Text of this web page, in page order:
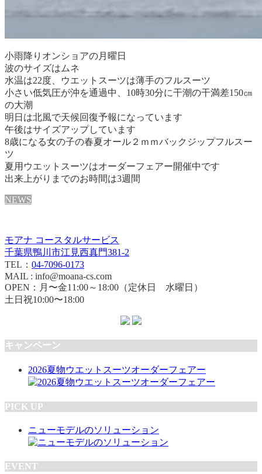
小雨降りオンショアの月曜日
波のサイズはムネ
水温は22度、ウエットスーツは薄手のフルスーツ
小さい低気圧が沖を通過中、10時30分に干潮の干満差150㎝
の大潮
明日は北風で天候回復予報になっています
午後はサイズアップしています
8歳になる女の子の春夏オール２ｍｍバックジップフルスー
ツ
夏用ウエットスーツはオーダーフェアー開催中です
出来上がりまでのお時間は3週間
NEWS
モアナ コースタルサービス
千葉県鴨川市江見西真門381-2
TEL： 04-7096-0173
MAIL : info@moana-cs.com
OPEN：月〜金11:00～18:00（定休日 水曜日）
土日祝10:00〜18:00
キャンペーン
2026夏物ウエットスーツオーダーフェアー
PICK UP
ニューモデルのソリューション
EVENT